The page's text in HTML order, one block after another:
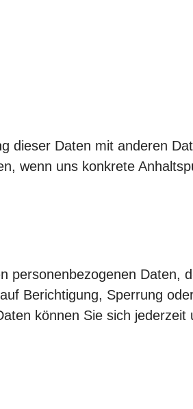
dieser Daten mit anderen
wenn uns konkrete
personenbezogenen Daten,
Berichtigung, Sperrung
können Sie sich jederzeit